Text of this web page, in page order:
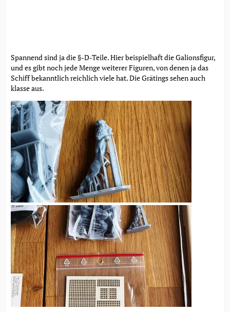
Spannend sind ja die §-D-Teile. Hier beispielhaft die Galionsfigur,
und es gibt noch jede Menge weiterer Figuren, von denen ja das
Schiff bekanntlich reichlich viele hat. Die Grätings sehen auch
klasse aus.